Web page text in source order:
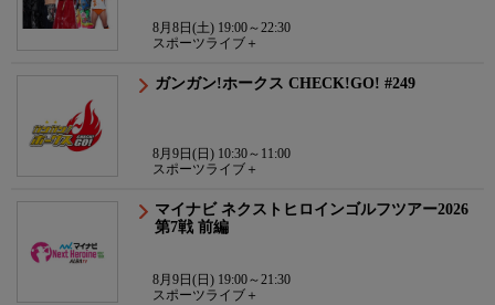
8月8日(土) 19:00～22:30
スポーツライブ＋
ガンガン!ホークス CHECK!GO! #249
8月9日(日) 10:30～11:00
スポーツライブ＋
マイナビ ネクストヒロインゴルフツアー2026
第7戦 前編
8月9日(日) 19:00～21:30
スポーツライブ＋